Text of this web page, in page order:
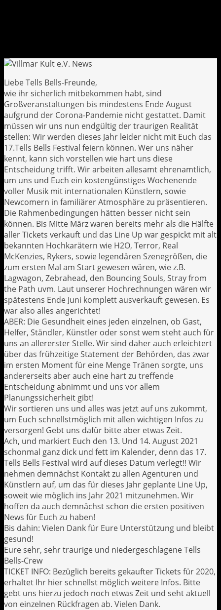
Liebe Tells Bells-Freunde,
wie ihr sicherlich mitbekommen habt, sind
Großveranstaltungen bis mindestens Ende August
aufgrund der Corona-Pandemie nicht gestattet. Damit
müssen wir uns nun endgültig der traurigen Realität
stellen: Wir werden dieses Jahr leider nicht mit Euch das
17.Tells Bells Festival feiern können. Wer uns näher
kennt, kann sich vorstellen wie hart uns diese
Entscheidung trifft. Wir arbeiten allesamt ehrenamtlich,
um uns und Euch ein kostengünstiges Wochenende
voller Musik mit internationalen Künstlern, sowie
Newcomern in familiärer Atmosphäre zu präsentieren.
Die Rahmenbedingungen hätten besser nicht sein
können. Bis Mitte März waren bereits mehr als die Hälfte
aller Tickets verkauft und das Line Up war gespickt mit alt
bekannten Hochkarätern wie H2O, Terror, Real
McKenzies, Rykers, sowie legendären Szenegrößen, die
zum ersten Mal am Start gewesen wären, wie z.B.
Lagwagon, Zebrahead, den Bouncing Souls, Stray from
the Path uvm. Laut unserer Hochrechnungen wären wir
spätestens Ende Juni komplett ausverkauft gewesen. Es
war also alles angerichtet!
ABER: Die Gesundheit eines jeden einzelnen, ob Gast,
Helfer, Ständler, Künstler oder sonst wem steht auch für
uns an allererster Stelle. Wir sind daher auch erleichtert
über das frühzeitige Statement der Behörden, das zwar
im ersten Moment für eine Menge Tränen sorgte, uns
andererseits aber auch eine hart zu treffende
Entscheidung abnimmt und uns vor allem
Planungssicherheit gibt!
Wir sortieren uns und alles was jetzt auf uns zukommt,
um Euch schnellstmöglich mit allen wichtigen Infos zu
versorgen! Gebt uns dafür bitte aber etwas Zeit.
Ach, und markiert Euch den 13. Und 14. August 2021
schonmal ganz dick und fett im Kalender, denn das 17.
Tells Bells Festival wird auf dieses Datum verlegt!! Wir
nehmen demnächst Kontakt zu allen Agenturen und
Künstlern auf, um das für dieses Jahr geplante Line Up,
soweit wie möglich ins Jahr 2021 mitzunehmen. Wir
hoffen da auch demnächst schon die ersten positiven
News für Euch zu haben!
Bis dahin: Vielen Dank für Eure Unterstützung und bleibt
gesund!
Eure sehr, sehr traurige und niedergeschlagene Tells
Bells-Crew
TICKET INFO: Bezüglich bereits gekaufter Tickets für 2020,
erhaltet Ihr hier schnellst möglich weitere Infos. Bitte
gebt uns hierzu jedoch noch etwas Zeit und seht aktuell
von einzelnen Rückfragen ab. Vielen Dank.